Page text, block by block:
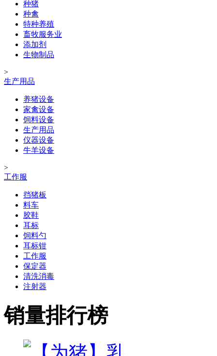
种猪
种禽
特种养殖
畜牧服务业
添加剂
生物制品
>
生产用品
养猪设备
家禽设备
饲料设备
生产用品
仪器设备
牛羊设备
>
工作服
挡猪板
料车
胶鞋
耳标
饲料勺
耳标钳
工作服
保定器
清洗消毒
注射器
销量排行榜